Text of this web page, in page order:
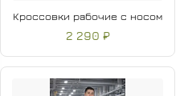
Кроссовки рабочие с носом
2 290 ₽